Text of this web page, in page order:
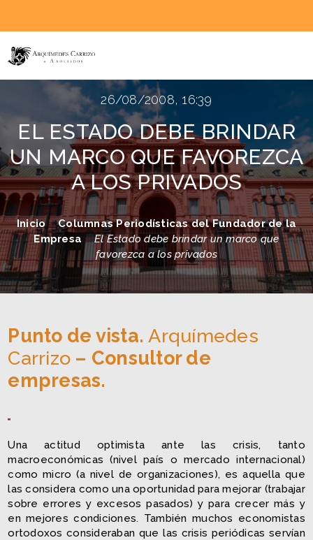
26/08/2008, 16:39
EL ESTADO DEBE BRINDAR
UN MARCO QUE FAVOREZCA
A LOS PRIVADOS
Inicio»Columnas Periodísticas del Fundador de la
Empresa »El Estado debe brindar un marco que
favorezca a los privados
Punto de vista.Arquímedes
Carrizo – Consultor de
empresas.
Una actitud optimista ante las crisis, tanto
macroeconómicas (nivel país o mercado internacional)
como micro (a nivel de organizaciones), es aquella que
las considera como una oportunidad para mejorar (trabajar
sobre errores y excesos pasados) y para crecer más y
en mejores condiciones. También muchos economistas
ortodoxos consideraban que las crisis periódicas servían